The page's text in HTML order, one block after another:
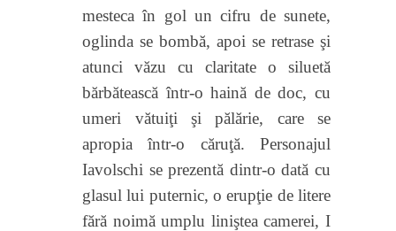
mesteca în gol un cifru de sunete,
oglinda se bombă, apoi se retrase şi
atunci văzu cu claritate o siluetă
bărbătească într-o haină de doc, cu
umeri vătuiţi şi pălărie, care se
apropia într-o căruţă. Personajul
Iavolschi se prezentă dintr-o dată cu
glasul lui puternic, o erupţie de litere
fără noimă umplu liniştea camerei, I